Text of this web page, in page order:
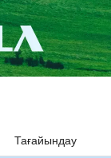
Тағайындау